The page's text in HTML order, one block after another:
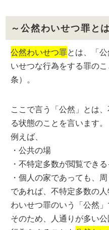
～公然わいせつ罪と
公然わいせつ罪とは、「
いせつな行為をする罪の
条）。
ここで言う「公然」とは
る状態のことを言います。
例えば、
・公共の場
・不特定多数が閲覧でき
・個人の家であっても、
であれば、不特定多数の
わいせつ罪のいう「公然
そのため、人通りが多い